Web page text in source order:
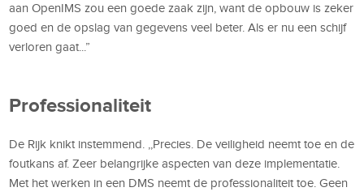
aan OpenIMS zou een goede zaak zijn, want de opbouw is zeker
goed en de opslag van gegevens veel beter. Als er nu een schijf
verloren gaat...”
Professionaliteit
De Rijk knikt instemmend. ,,Precies. De veiligheid neemt toe en de
foutkans af. Zeer belangrijke aspecten van deze implementatie.
Met het werken in een DMS neemt de professionaliteit toe. Geen